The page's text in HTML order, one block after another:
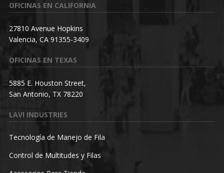
OFICINAS EN CALIFORNIA
27810 Avenue Hopkins
Valencia, CA 91355-3409
OFICINAS EN TEXAS
5885 E. Houston Street,
San Antonio, TX 78220
LAVI INDUSTRIES
Tecnología de Manejo de Fila
Control de Multitudes y Filas